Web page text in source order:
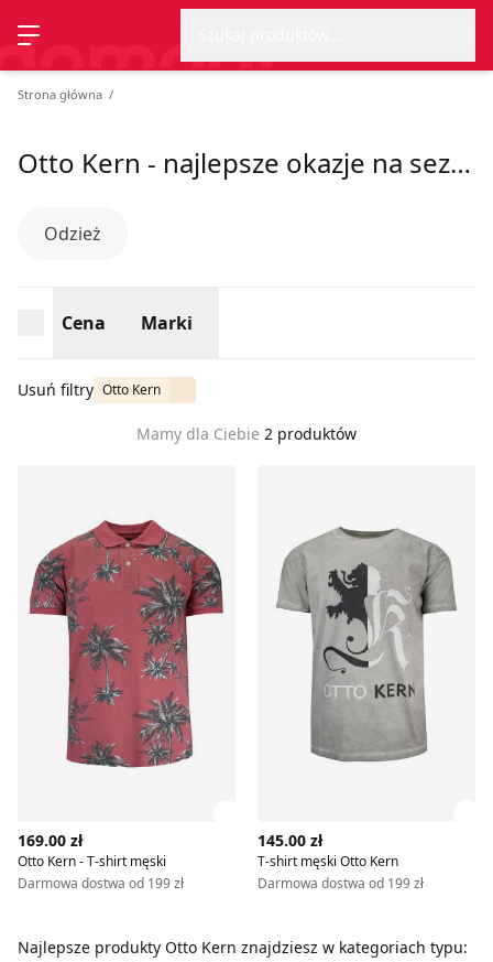
Przełącz menu
Strona główna
Otto Kern - najlepsze okazje na sezon lato 2026
Odzież
Cena Marki
Usuń filtry Otto Kern
Mamy dla Ciebie 2 produktów
169.00 zł
Otto Kern - T-shirt męski
Darmowa dostwa od 199 zł
145.00 zł
T-shirt męski Otto Kern
Darmowa dostwa od 199 zł
Najlepsze produkty Otto Kern znajdziesz w kategoriach typu: